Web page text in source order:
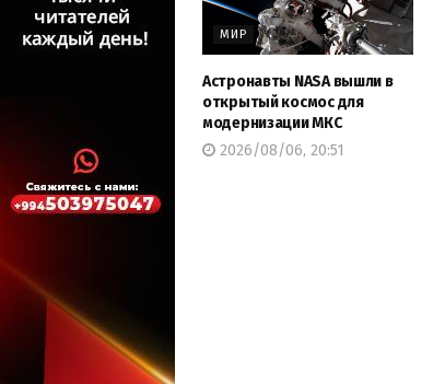
МИР
Астронавты NASA вышли в
открытый космос для
модернизации МКС
2026/08/06, 20:51